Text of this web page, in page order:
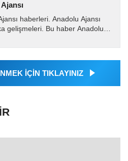
haberleri. Anadolu Ajansı
gelişmeleri. Bu haber Anadolu
İÇİN TIKLAYINIZ